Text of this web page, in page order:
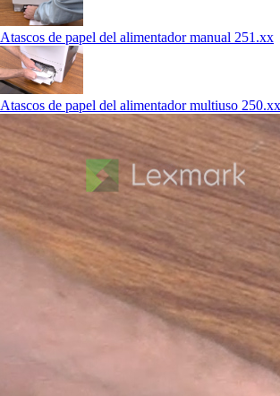
Atascos de papel del alimentador manual 251.xx
Atascos de papel del alimentador multiuso 250.xx